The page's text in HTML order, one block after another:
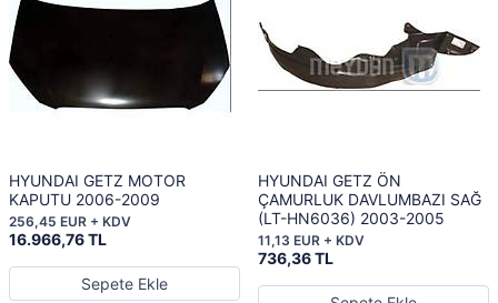
HYUNDAI GETZ MOTOR
KAPUTU 2006-2009
16.966,76 TL
256,45 EUR + KDV
Sepete Ekle
HYUNDAI GETZ ÖN
ÇAMURLUK DAVLUMBAZI SAĞ
(LT-HN6036) 2003-2005
736,36 TL
11,13 EUR + KDV